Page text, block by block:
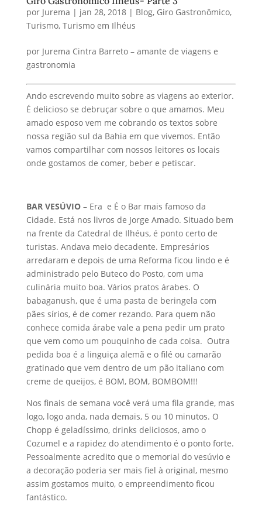
por Jurema | jan 28, 2018| Blog, Giro Gastronômico,
Turismo, Turismo em Ilhéus
por Jurema Cintra Barreto – amante de viagens e
gastronomia
Ando escrevendo muito sobre as viagens ao exterior.
É delicioso se debruçar sobre o que amamos. Meu
amado esposo vem me cobrando os textos sobre
nossa região sul da Bahia em que vivemos. Então
vamos compartilhar com nossos leitores os locais
onde gostamos de comer, beber e petiscar.
BAR VESÚVIO– Era e É o Bar mais famoso da
Cidade. Está nos livros de Jorge Amado. Situado bem
na frente da Catedral de Ilhéus, é ponto certo de
turistas. Andava meio decadente. Empresários
arredaram e depois de uma Reforma ficou lindo e é
administrado pelo Buteco do Posto, com uma
culinária muito boa. Vários pratos árabes. O
babaganush, que é uma pasta de beringela com
pães sírios, é de comer rezando. Para quem não
conhece comida árabe vale a pena pedir um prato
que vem como um pouquinho de cada coisa. Outra
pedida boa é a linguiça alemã e o filé ou camarão
gratinado que vem dentro de um pão italiano com
creme de queijos, é BOM, BOM, BOMBOM!!!
Nos finais de semana você verá uma fila grande, mas
logo, logo anda, nada demais, 5 ou 10 minutos. O
Chopp é geladíssimo, drinks deliciosos, amo o
Cozumel e a rapidez do atendimento é o ponto forte.
Pessoalmente acredito que o memorial do vesúvio e
a decoração poderia ser mais fiel à original, mesmo
assim gostamos muito, o empreendimento ficou
fantástico.